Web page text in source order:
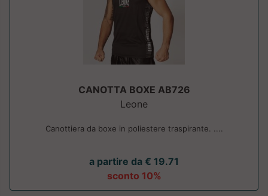
CANOTTA BOXE AB726
Leone
Canottiera da boxe in poliestere traspirante. ....
a partire da € 19.71
sconto 10%